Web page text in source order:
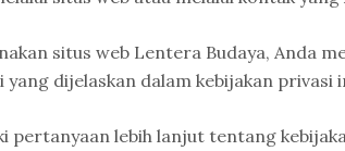
situs web Lentera Budaya, Anda
dijelaskan dalam kebijakan privasi
pertanyaan lebih lanjut tentang